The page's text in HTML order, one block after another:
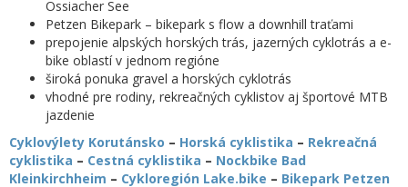
Ossiacher See
Petzen Bikepark – bikepark s flow a downhill traťami
prepojenie alpských horských trás, jazerných cyklotrás a e-
bike oblastí v jednom regióne
široká ponuka gravel a horských cyklotrás
vhodné pre rodiny, rekreačných cyklistov aj športové MTB
jazdenie
Cyklovýlety Korutánsko – Horská cyklistika – Rekreačná
cyklistika – Cestná cyklistika – Nockbike Bad
Kleinkirchheim – Cykloregión Lake.bike – Bikepark Petzen